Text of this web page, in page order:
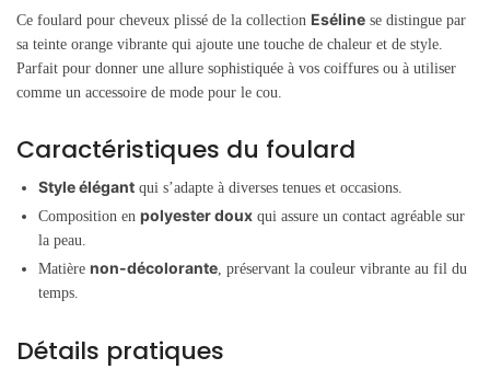
Ce foulard pour cheveux plissé de la collection Eséline se distingue par
sa teinte orange vibrante qui ajoute une touche de chaleur et de style.
Parfait pour donner une allure sophistiquée à vos coiffures ou à utiliser
comme un accessoire de mode pour le cou.
Caractéristiques du foulard
Style élégant qui s’adapte à diverses tenues et occasions.
Composition en polyester doux qui assure un contact agréable sur
la peau.
Matière non-décolorante, préservant la couleur vibrante au fil du
temps.
Détails pratiques